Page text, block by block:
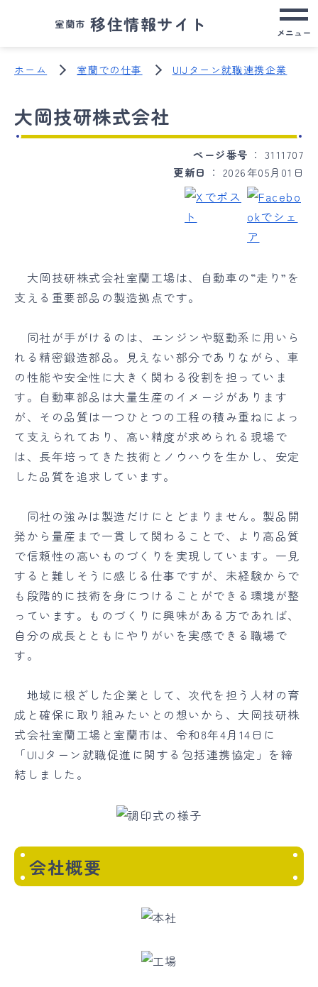
室蘭市 移住情報サイト メニュー
ホーム 室蘭での仕事 UIJターン就職連携企業
大岡技研株式会社
ページ番号
3111707
更新日
2026年05月01日
大岡技研株式会社室蘭工場は、自動車の“走り”を
支える重要部品の製造拠点です。
同社が手がけるのは、エンジンや駆動系に用いら
れる精密鍛造部品。見えない部分でありながら、車
の性能や安全性に大きく関わる役割を担っていま
す。自動車部品は大量生産のイメージがあります
が、その品質は一つひとつの工程の積み重ねによっ
て支えられており、高い精度が求められる現場で
は、長年培ってきた技術とノウハウを生かし、安定
した品質を追求しています。
同社の強みは製造だけにとどまりません。製品開
発から量産まで一貫して関わることで、より高品質
で信頼性の高いものづくりを実現しています。一見
すると難しそうに感じる仕事ですが、未経験からで
も段階的に技術を身につけることができる環境が整
っています。ものづくりに興味がある方であれば、
自分の成長とともにやりがいを実感できる職場で
す。
地域に根ざした企業として、次代を担う人材の育
成と確保に取り組みたいとの想いから、大岡技研株
式会社室蘭工場と室蘭市は、令和8年4月14日に
「UIJターン就職促進に関する包括連携協定」を締
結しました。
会社概要